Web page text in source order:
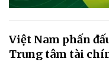
Việt Nam phấn
Trung tâm tài